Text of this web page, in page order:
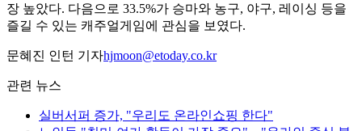
장 높았다. 다음으로 33.5%가 승마와 농구, 야구, 레이싱 등을
즐길 수 있는 캐주얼게임에 관심을 보였다.
문혜진 인턴 기자hjmoon@etoday.co.kr
관련 뉴스
실버서퍼 증가, "우리도 온라인쇼핑 한다"